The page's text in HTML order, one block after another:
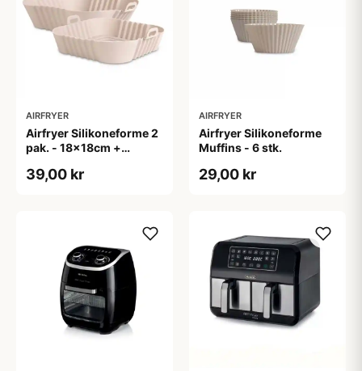
AIRFRYER
Airfryer Silikoneforme 2
pak. - 18x18cm +
39,00 kr
AIRFRYER
Airfryer Silikoneforme
Muffins - 6 stk.
29,00 kr